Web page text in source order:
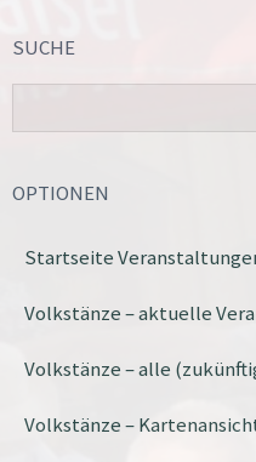
SUCHE
OPTIONEN
Startseite
Volkstänze – aktuelle
Volkstänze – alle
Volkstänze –